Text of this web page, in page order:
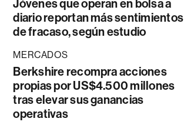
Jóvenes que operan en bolsa a
diario reportan más sentimientos
de fracaso, según estudio
MERCADOS
Berkshire recompra acciones
propias por US$4.500 millones
tras elevar sus ganancias
operativas